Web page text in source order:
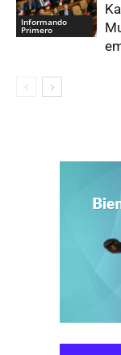
Informando
Primero